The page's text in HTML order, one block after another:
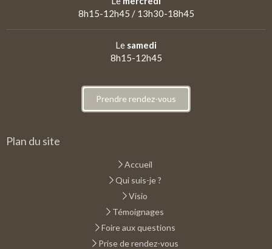
8h15-12h45 / 13h30-18h45
Le samedi
8h15-12h45
Prendre rendez-vous
Plan du site
Accueil
Qui suis-je ?
Visio
Témoignages
Foire aux questions
Prise de rendez-vous